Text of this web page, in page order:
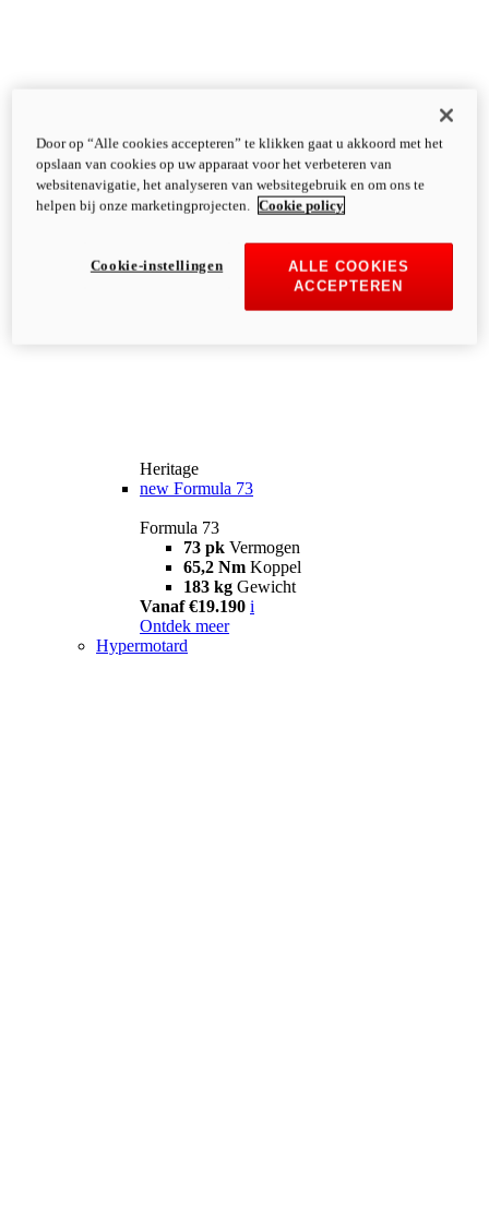
Heritage
new Formula 73
Formula 73
73 pk Vermogen
65,2 Nm Koppel
183 kg Gewicht
Vanaf €19.190 i
Ontdek meer
Hypermotard
Door op “Alle cookies accepteren” te klikken gaat u akkoord met het
opslaan van cookies op uw apparaat voor het verbeteren van
websitenavigatie, het analyseren van websitegebruik en om ons te
helpen bij onze marketingprojecten.
Cookie policy
ALLE COOKIES
ACCEPTEREN
Cookie-instellingen